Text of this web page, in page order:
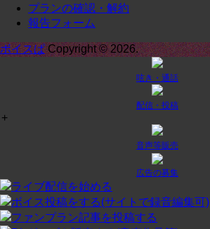
投稿:0 画像数:0てｓｔ
テスト
プラン２¥0/月
プランの確認・解約
報告フォーム
ボイスぱCopyright © 2026.
呟き・通話
配信・投稿
+
音声等販売
広告の募集
ライブ配信を始める
ボイス投稿をする(サイトで録音編集可)
ファンプラン記事を投稿する